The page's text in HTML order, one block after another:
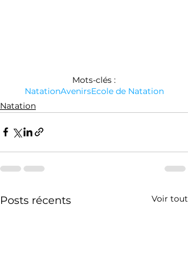
Mots-clés :
NatationAvenirsEcole de Natation
Natation
Posts récents Voir tout